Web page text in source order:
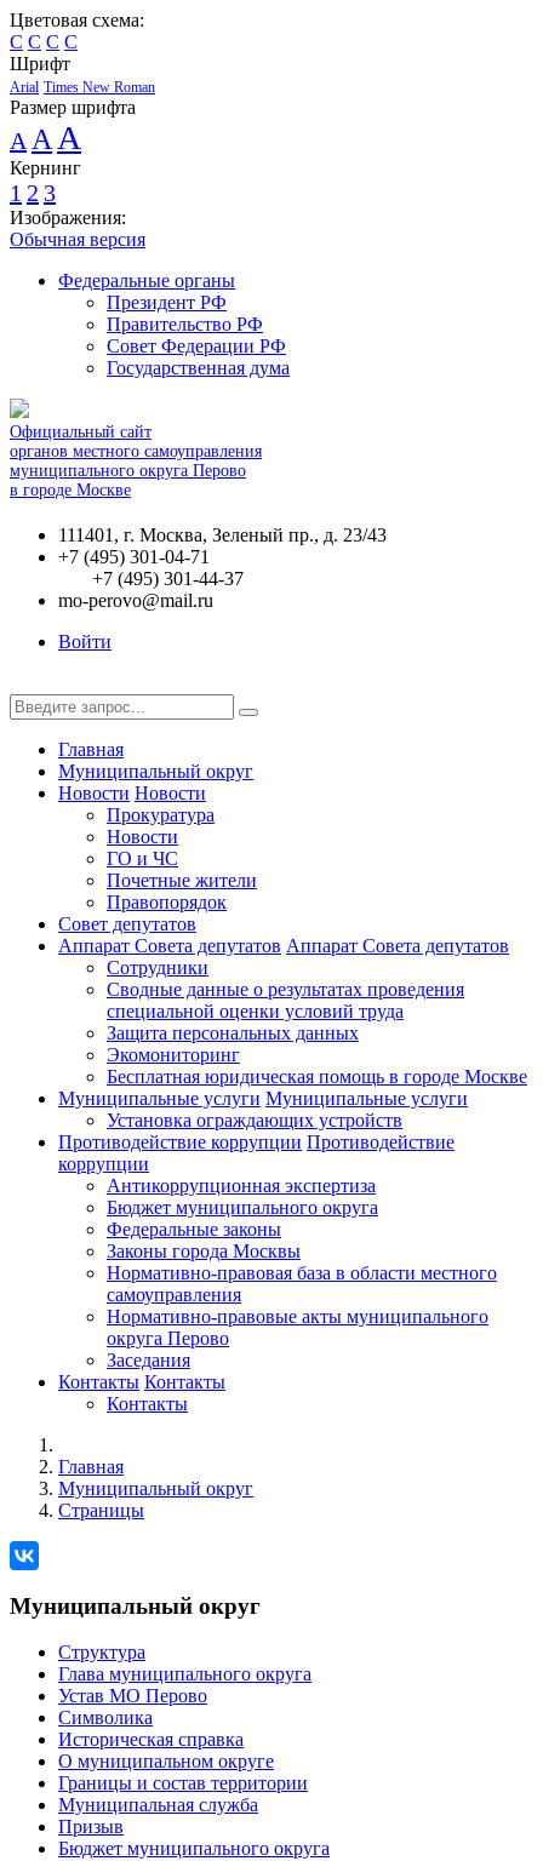
Цветовая схема:
C C C C
Шрифт
Arial Times New Roman
Размер шрифта
A A A
Кернинг
1 2 3
Изображения:
Обычная версия
Федеральные органы
Президент РФ
Правительство РФ
Совет Федерации РФ
Государственная дума
Официальный сайт
органов местного самоуправления
муниципального округа Перово
в городе Москве
111401, г. Москва, Зеленый пр., д. 23/43
+7 (495) 301-04-71
+7 (495) 301-44-37
mo-perovo@mail.ru
Войти
Главная
Муниципальный округ
Новости Новости
Прокуратура
Новости
ГО и ЧС
Почетные жители
Правопорядок
Совет депутатов
Аппарат Совета депутатов Аппарат Совета депутатов
Сотрудники
Сводные данные о результатах проведения
специальной оценки условий труда
Защита персональных данных
Экомониторинг
Бесплатная юридическая помощь в городе Москве
Муниципальные услуги Муниципальные услуги
Установка ограждающих устройств
Противодействие коррупции Противодействие
коррупции
Антикоррупционная экспертиза
Бюджет муниципального округа
Федеральные законы
Законы города Москвы
Нормативно-правовая база в области местного
самоуправления
Нормативно-правовые акты муниципального
округа Перово
Заседания
Контакты Контакты
Контакты
Главная
Муниципальный округ
Страницы
Муниципальный округ
Структура
Глава муниципального округа
Устав МО Перово
Символика
Историческая справка
О муниципальном округе
Границы и состав территории
Муниципальная служба
Призыв
Бюджет муниципального округа